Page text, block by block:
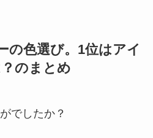
の色選び。1位はアイ
のまとめ
でしたか？